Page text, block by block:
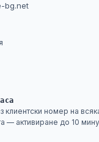
bg.net
клиентски номер на
— активиране до 10